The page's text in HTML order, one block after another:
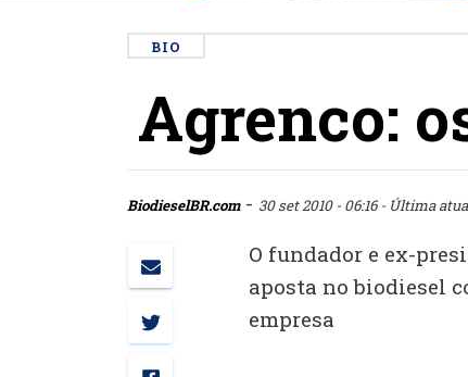
BIO
Agrenco:
BiodieselBR.com- 30 set 2010 - 06:16 - Última
O fundador e ex-
aposta no biodiesel
empresa